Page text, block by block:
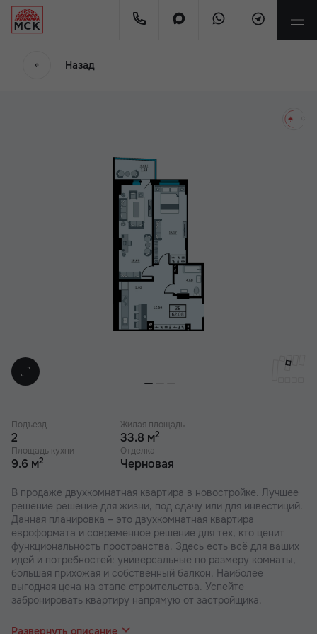
Назад
Подъезд
2
Жилая площадь
33.8 м2
Площадь кухни
9.6 м2
Отделка
Черновая
В продаже двухкомнатная квартира в новостройке. Лучшее
решение решение для жизни, под сдачу или для инвестиций.
Данная планировка – это двухкомнатная квартира
евроформата и современное решение для тех, кто ценит
функциональность пространства. Здесь есть всё для ваших
идей и потребностей: универсальные по размеру комнаты,
большая прихожая и собственный балкон. Наиболее
выгодная цена на этапе строительства. Успейте
забронировать квартиру напрямую от застройщика.
отделе продаж вас проконсультируют по актуальным
Развернуть описание